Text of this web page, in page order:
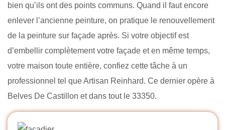
bien qu’ils ont des points communs. Quand il faut encore
enlever l’ancienne peinture, on pratique le renouvellement
de la peinture sur façade après. Si votre objectif est
d’embellir complètement votre façade et en même temps,
votre maison toute entière, confiez cette tâche à un
professionnel tel que Artisan Reinhard. Ce dernier opère à
Belves De Castillon et dans tout le 33350.